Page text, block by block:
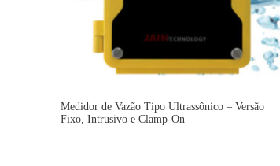
Medidor de Vazão Tipo Ultrassônico – Versão
Fixo, Intrusivo e Clamp-On